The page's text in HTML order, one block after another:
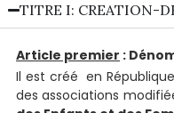
TITRE I: CREATION-
Article premier :
Il est créé en
des associations